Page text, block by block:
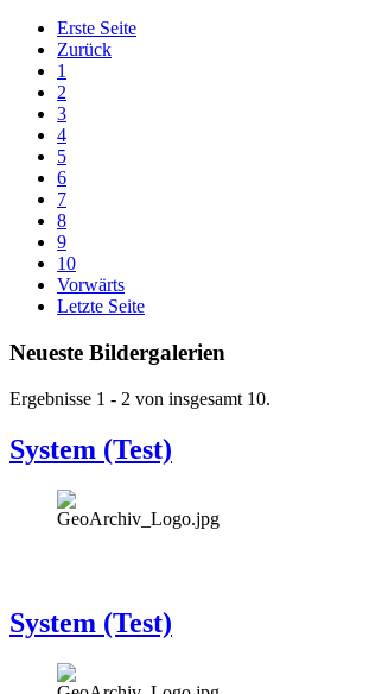
Erste Seite
Zurück
1
2
3
4
5
6
7
8
9
10
Vorwärts
Letzte Seite
Neueste Bildergalerien
Ergebnisse 1 - 2 von insgesamt 10.
System (Test)
System (Test)